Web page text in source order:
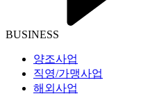
BUSINESS
양조사업
직영/가맹사업
해외사업